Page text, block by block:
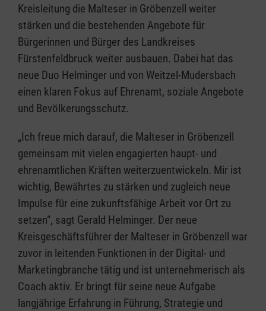
Kreisleitung die Malteser in Gröbenzell weiter
stärken und die bestehenden Angebote für
Bürgerinnen und Bürger des Landkreises
Fürstenfeldbruck weiter ausbauen. Dabei hat das
neue Duo Helminger und von Weitzel-Mudersbach
einen klaren Fokus auf Ehrenamt, soziale Angebote
und Bevölkerungsschutz.
„Ich freue mich darauf, die Malteser in Gröbenzell
gemeinsam mit vielen engagierten haupt- und
ehrenamtlichen Kräften weiterzuentwickeln. Mir ist
wichtig, Bewährtes zu stärken und zugleich neue
Impulse für eine zukunftsfähige Arbeit vor Ort zu
setzen“, sagt Gerald Helminger. Der neue
Kreisgeschäftsführer der Malteser in Gröbenzell war
zuvor in leitenden Funktionen in der Digital- und
Marketingbranche tätig und ist unternehmerisch als
Coach aktiv. Er bringt für seine neue Aufgabe
langjährige Erfahrung in Führung, Strategie und